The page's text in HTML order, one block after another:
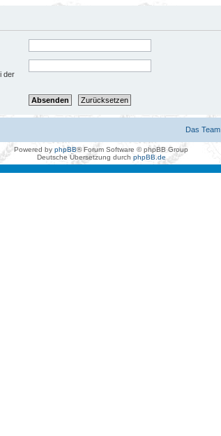
der
Das Team
Powered by phpBB® Forum Software © phpBB Group
Deutsche Übersetzung durch phpBB.de